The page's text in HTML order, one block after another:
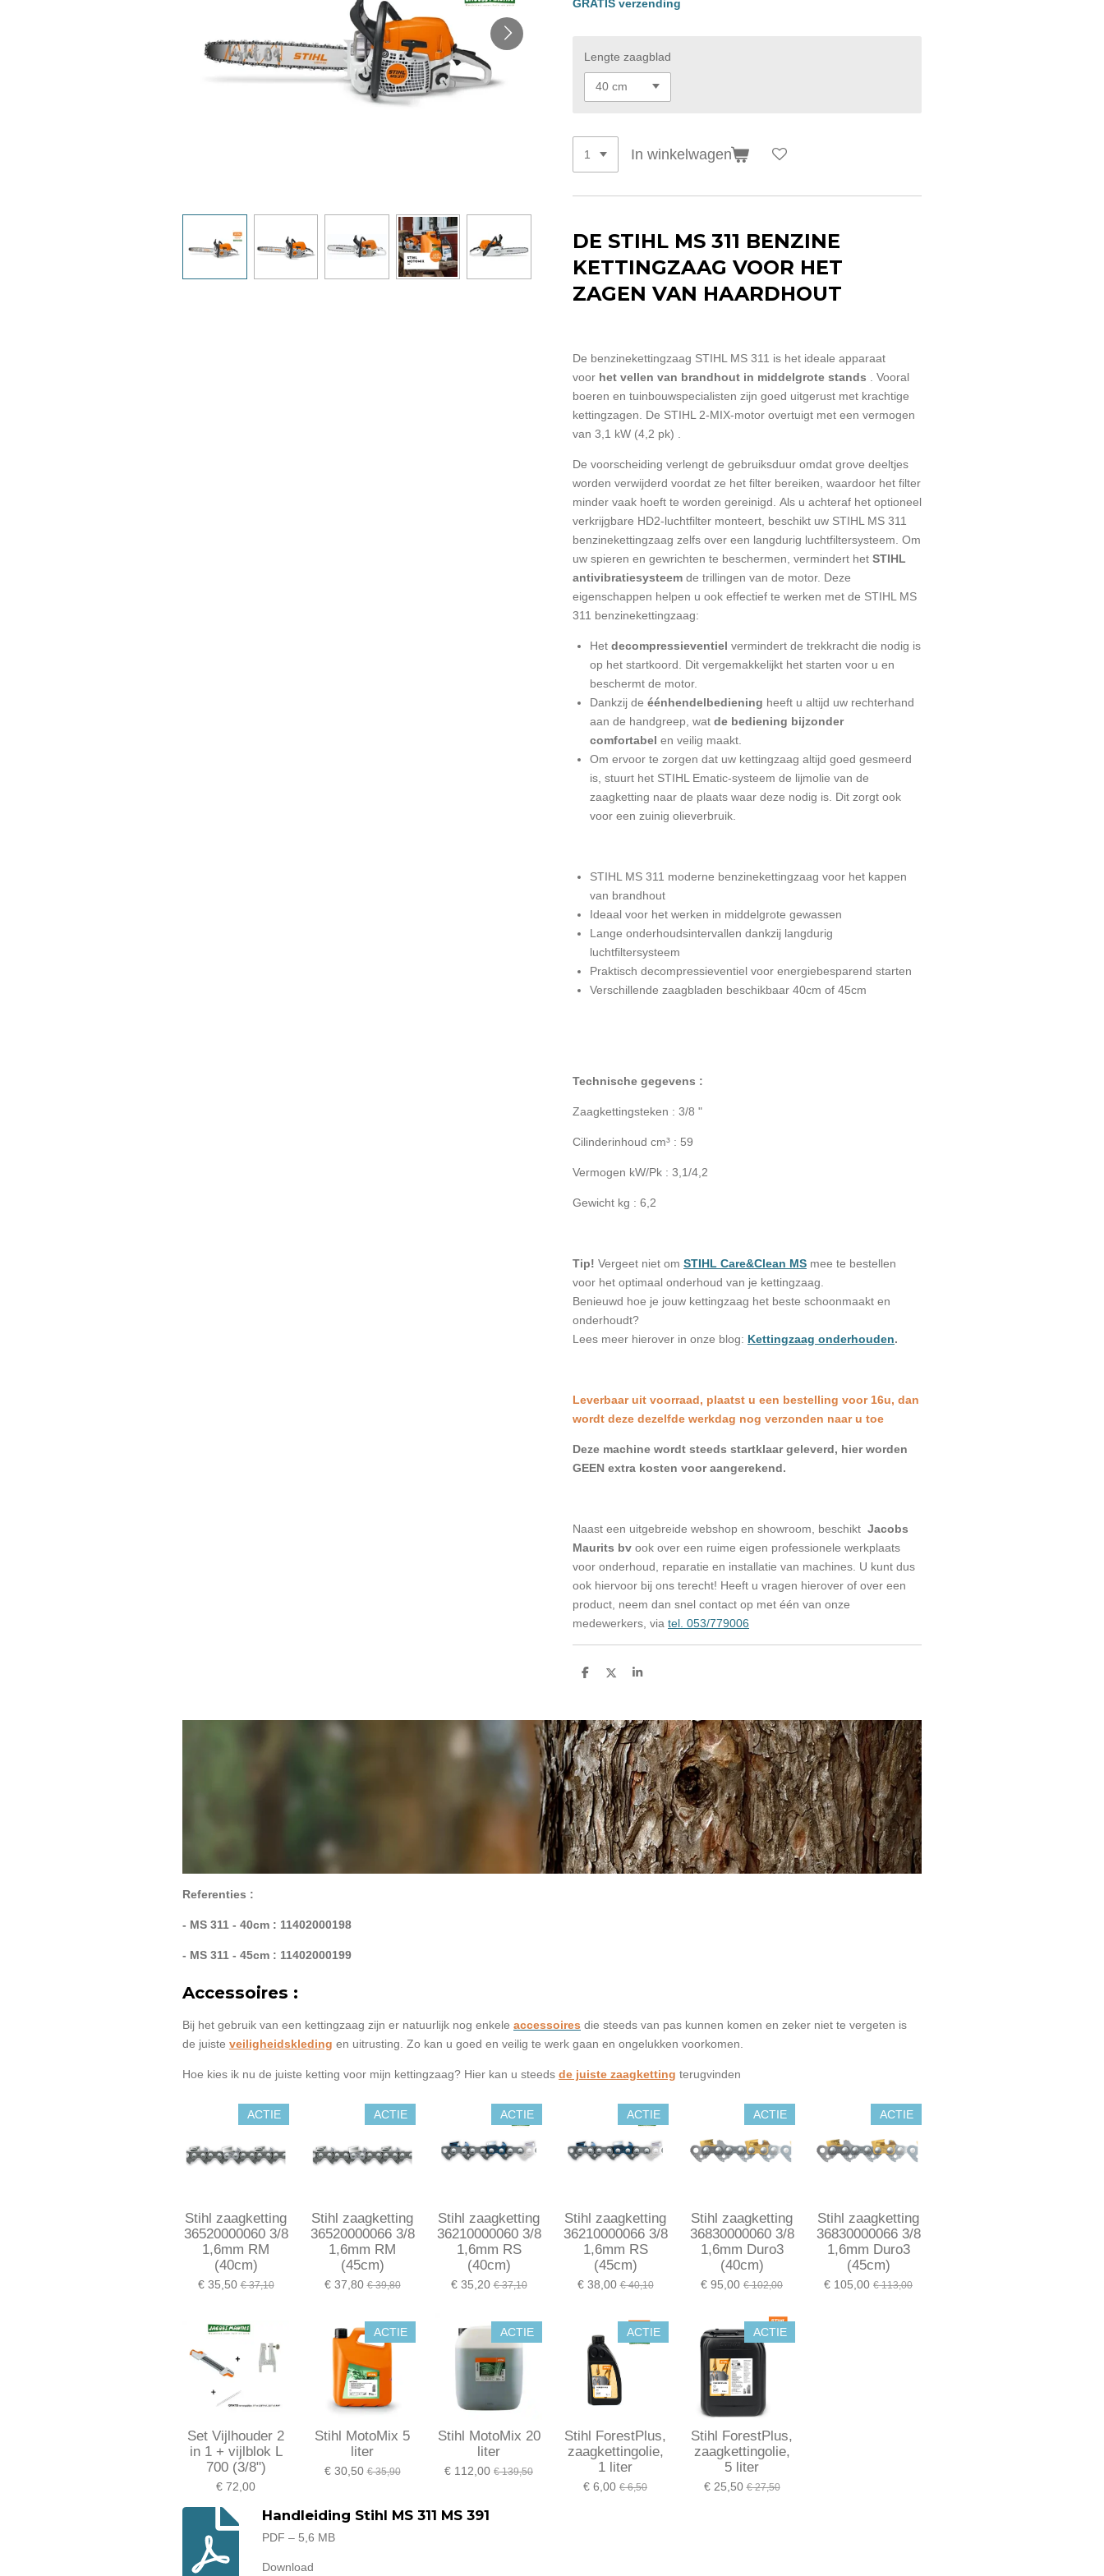
GRATIS verzending
Lengte zaagblad
In winkelwagen
DE STIHL MS 311 BENZINE
KETTINGZAAG VOOR HET
ZAGEN VAN HAARDHOUT
De benzinekettingzaag STIHL MS 311 is het ideale apparaat
voor het vellen van brandhout in middelgrote stands
Vooral
boeren en tuinbouwspecialisten zijn goed uitgerust met krachtige
kettingzagen.
De STIHL 2-MIX-motor overtuigt met een vermogen
van 3,1 kW (4,2 pk) .
De voorscheiding verlengt de gebruiksduur omdat grove deeltjes
worden verwijderd voordat ze het filter bereiken, waardoor het filter
minder vaak hoeft te worden gereinigd. Als u achteraf het optioneel
verkrijgbare HD2-luchtfilter monteert, beschikt uw STIHL MS 311
benzinekettingzaag zelfs over een langdurig luchtfiltersysteem. Om
uw spieren en gewrichten te beschermen, vermindert het STIHL
antivibratiesysteem de trillingen van de motor. Deze
eigenschappen helpen u ook effectief te werken met de STIHL MS
311 benzinekettingzaag:
Het decompressieventiel vermindert de trekkracht die nodig is
op het startkoord.
Dit vergemakkelijkt het starten voor u en
beschermt de motor.
Dankzij de éénhendelbediening heeft u altijd uw rechterhand
aan de handgreep, wat de bediening bijzonder
comfortabel en veilig maakt.
Om ervoor te zorgen dat uw kettingzaag altijd goed gesmeerd
is, stuurt het STIHL Ematic-systeem de lijmolie van de
zaagketting naar de plaats waar deze nodig is. Dit zorgt ook
voor een zuinig olieverbruik.
STIHL MS 311 moderne benzinekettingzaag voor het kappen
van brandhout
Ideaal voor het werken in middelgrote gewassen
Lange onderhoudsintervallen dankzij langdurig
luchtfiltersysteem
Praktisch decompressieventiel voor energiebesparend starten
Verschillende zaagbladen beschikbaar 40cm of 45cm
Technische gegevens :
Zaagkettingsteken : 3/8 "
Cilinderinhoud cm³ : 59
Vermogen kW/Pk : 3,1/4,2
Gewicht kg : 6,2
Tip! Vergeet niet om STIHL Care&Clean MS mee te bestellen
voor het optimaal onderhoud van je kettingzaag.
Benieuwd hoe je jouw kettingzaag het beste schoonmaakt en
onderhoudt?
Lees meer hierover in onze blog: Kettingzaag onderhouden.
Leverbaar uit voorraad, plaatst u een bestelling voor 16u, dan
wordt deze dezelfde werkdag nog verzonden naar u toe
Deze machine wordt steeds startklaar geleverd, hier worden
GEEN extra kosten voor aangerekend.
Naast een uitgebreide webshop en showroom, beschikt Jacobs
Maurits bv ook over een ruime eigen professionele werkplaats
voor onderhoud, reparatie en installatie van machines. U kunt dus
ook hiervoor bij ons terecht! Heeft u vragen hierover of over een
product, neem dan snel contact op met één van onze
medewerkers, via tel. 053/779006
D
n
D
S
e
Referenties :
- MS 311 - 40cm : 11402000198
- MS 311 - 45cm : 11402000199
Accessoires :
Bij het gebruik van een kettingzaag zijn er natuurlijk nog enkele accessoires die steeds van pas kunnen komen en zeker niet te vergeten is
de juiste veiligheidskleding en uitrusting. Zo kan u goed en veilig te werk gaan en ongelukken voorkomen.
Hoe kies ik nu de juiste ketting voor mijn kettingzaag? Hier kan u steeds de juiste zaagketting terugvinden
ACTIE
Stihl zaagketting
36520000060 3/8
1,6mm RM
(40cm)
€ 35,50 € 37,10
ACTIE
Stihl zaagketting
36520000066 3/8
1,6mm RM
(45cm)
€ 37,80 € 39,80
ACTIE
Stihl zaagketting
36210000060 3/8
1,6mm RS
(40cm)
€ 35,20 € 37,10
ACTIE
Stihl zaagketting
36210000066 3/8
1,6mm RS
(45cm)
€ 38,00 € 40,10
ACTIE
Stihl zaagketting
36830000060 3/8
1,6mm Duro3
(40cm)
€ 95,00 € 102,00
ACTIE
Stihl zaagketting
36830000066 3/8
1,6mm Duro3
(45cm)
€ 105,00 € 113,00
Set Vijlhouder 2
in 1 + vijlblok L
700 (3/8")
€ 72,00
ACTIE
Stihl MotoMix 5
liter
€ 30,50 € 35,90
ACTIE
Stihl MotoMix 20
liter
€ 112,00 € 139,50
ACTIE
Stihl ForestPlus,
zaagkettingolie,
1 liter
€ 6,00 € 6,50
ACTIE
Stihl ForestPlus,
zaagkettingolie,
5 liter
€ 25,50 € 27,50
Handleiding Stihl MS 311 MS 391
PDF – 5,6 MB
Download